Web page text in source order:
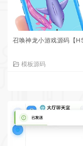
召唤神龙小游戏源码【H5
模板源码